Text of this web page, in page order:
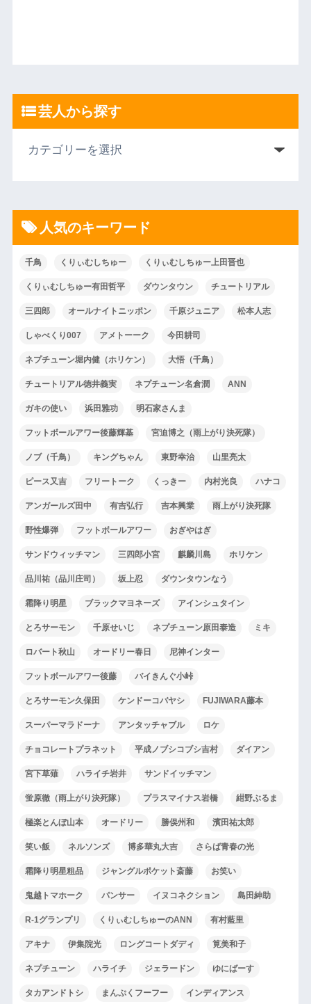
芸人から探す
人気のキーワード
千鳥 くりぃむしちゅー くりぃむしちゅー上田晋也
くりぃむしちゅー有田哲平 ダウンタウン チュートリアル
三四郎 オールナイトニッポン 千原ジュニア 松本人志
しゃべくり007 アメトーーク 今田耕司
ネプチューン堀内健（ホリケン） 大悟（千鳥）
チュートリアル徳井義実 ネプチューン名倉潤 ANN
ガキの使い 浜田雅功 明石家さんま
フットボールアワー後藤輝基 宮迫博之（雨上がり決死隊）
ノブ（千鳥） キングちゃん 東野幸治 山里亮太
ピース又吉 フリートーク くっきー 内村光良 ハナコ
アンガールズ田中 有吉弘行 吉本興業 雨上がり決死隊
野性爆弾 フットボールアワー おぎやはぎ
サンドウィッチマン 三四郎小宮 麒麟川島 ホリケン
品川祐（品川庄司） 坂上忍 ダウンタウンなう
霜降り明星 ブラックマヨネーズ アインシュタイン
とろサーモン 千原せいじ ネプチューン原田泰造 ミキ
ロバート秋山 オードリー春日 尼神インター
フットボールアワー後藤 バイきんぐ小峠
とろサーモン久保田 ケンドーコバヤシ FUJIWARA藤本
スーパーマラドーナ アンタッチャブル ロケ
チョコレートプラネット 平成ノブシコブシ吉村 ダイアン
宮下草薙 ハライチ岩井 サンドイッチマン
蛍原徹（雨上がり決死隊） プラスマイナス岩橋 紺野ぶるま
極楽とんぼ山本 オードリー 勝俣州和 濱田祐太郎
笑い飯 ネルソンズ 博多華丸大吉 さらば青春の光
霜降り明星粗品 ジャングルポケット斎藤 お笑い
鬼越トマホーク パンサー イヌコネクション 島田紳助
R-1グランプリ くりぃむしちゅーのANN 有村藍里
アキナ 伊集院光 ロングコートダディ 筧美和子
ネプチューン ハライチ ジェラードン ゆにばーす
タカアンドトシ まんぷくフーフー インディアンス